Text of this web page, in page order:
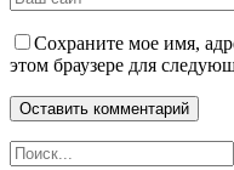
Сохраните мое имя,
этом браузере для